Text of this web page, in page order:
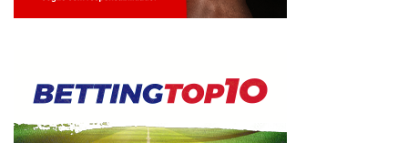
Jogue com responsabilidade. 18+